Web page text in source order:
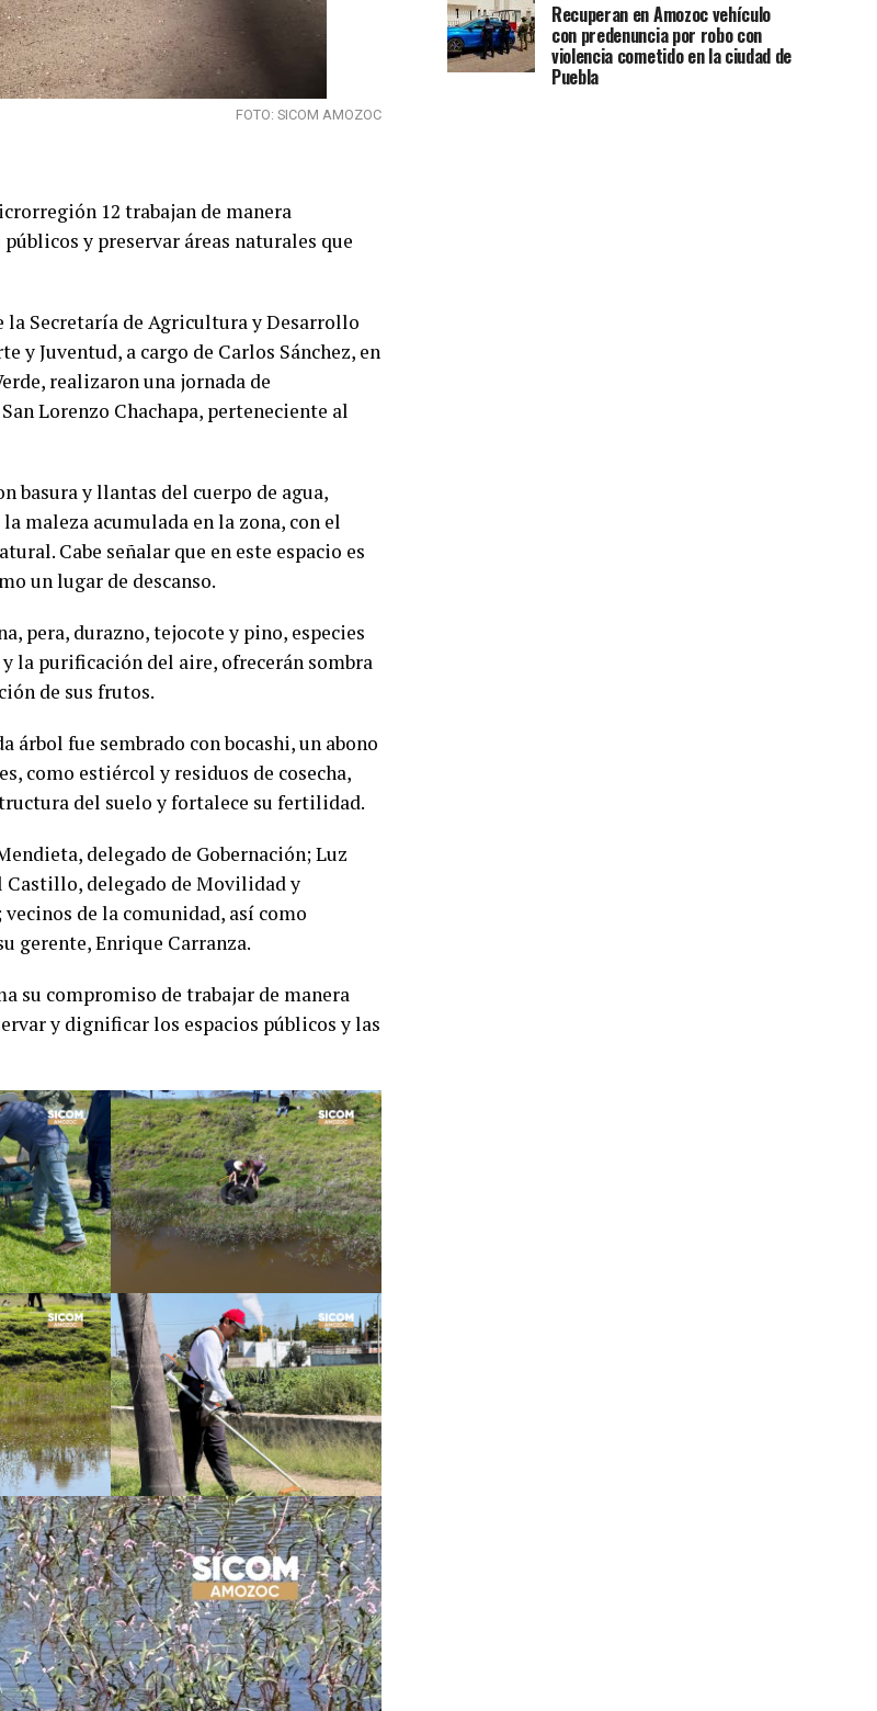
FOTO: SICOM AMOZOC
12 trabajan de manera
y preservar áreas naturales que
la Secretaría de Agricultura y Desarrollo
y Juventud, a cargo de Carlos Sánchez, en
realizaron una jornada de
Lorenzo Chachapa, perteneciente al
y llantas del cuerpo de agua,
maleza acumulada en la zona, con el
Cabe señalar que en este espacio es
un lugar de descanso.
pera, durazno, tejocote y pino, especies
la purificación del aire, ofrecerán sombra
de sus frutos.
árbol fue sembrado con bocashi, un abono
como estiércol y residuos de cosecha,
del suelo y fortalece su fertilidad.
delegado de Gobernación; Luz
Castillo, delegado de Movilidad y
de la comunidad, así como
gerente, Enrique Carranza.
su compromiso de trabajar de manera
y dignificar los espacios públicos y las
Recuperan en Amozoc vehículo
con predenuncia por robo con
violencia cometido en la ciudad de
Puebla